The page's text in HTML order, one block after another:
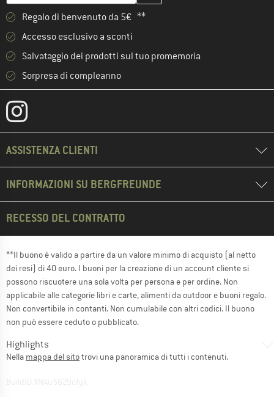
Regalo di benvenuto da 5€ **
Accesso esclusivo a sconti
Salvataggio dei prodotti sul tuo promemoria
Sorpresa di compleanno
ASSISTENZA CLIENTI
INFORMAZIONI SU BERGFREUNDE
RECESSO DEL CONTRATTO
**Il buono è valido a partire da un valore minimo di acquisto (al netto
dei resi) di 40 euro. I buoni per la creazione di un account cliente si
possono riscuotere una sola volta per persona e per ordine. Non
applicabile alle categorie libri e carte, alimenti da outdoor e buoni regalo.
Non convertibile in contanti. Non cumulabile con altri codici. Il buono
non può essere ceduto o pubblicato.
Highlights
Nella mappa del sitotrovi una panoramica di tutti i contenuti.